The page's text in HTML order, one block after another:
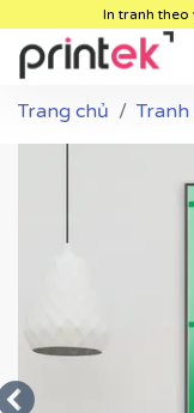
In tranh
Trang chủ